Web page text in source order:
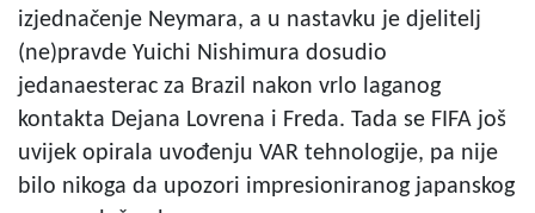
izjednačenje Neymara, a u nastavku je djelitelj
(ne)pravde Yuichi Nishimura dosudio
jedanaesterac za Brazil nakon vrlo laganog
kontakta Dejana Lovrena i Freda. Tada se FIFA još
uvijek opirala uvođenju VAR tehnologije, pa nije
bilo nikoga da upozori impresioniranog japanskog